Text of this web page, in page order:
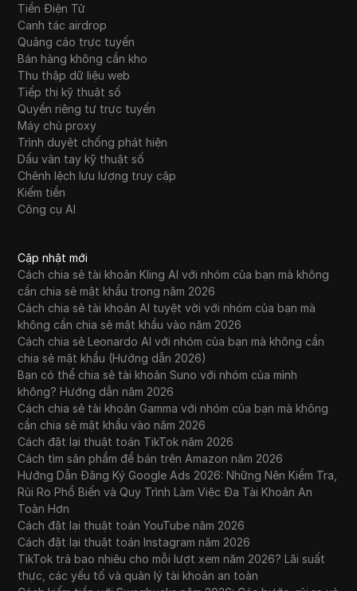
Tiền Điện Tử
Canh tác airdrop
Quảng cáo trực tuyến
Bán hàng không cần kho
Thu thập dữ liệu web
Tiếp thị kỹ thuật số
Quyền riêng tư trực tuyến
Máy chủ proxy
Trình duyệt chống phát hiện
Dấu vân tay kỹ thuật số
Chênh lệch lưu lượng truy cập
Kiếm tiền
Công cụ AI
Cập nhật mới
Cách chia sẻ tài khoản Kling AI với nhóm của bạn mà không
cần chia sẻ mật khẩu trong năm 2026
Cách chia sẻ tài khoản AI tuyệt vời với nhóm của bạn mà
không cần chia sẻ mật khẩu vào năm 2026
Cách chia sẻ Leonardo AI với nhóm của bạn mà không cần
chia sẻ mật khẩu (Hướng dẫn 2026)
Bạn có thể chia sẻ tài khoản Suno với nhóm của mình
không? Hướng dẫn năm 2026
Cách chia sẻ tài khoản Gamma với nhóm của bạn mà không
cần chia sẻ mật khẩu vào năm 2026
Cách đặt lại thuật toán TikTok năm 2026
Cách tìm sản phẩm để bán trên Amazon năm 2026
Hướng Dẫn Đăng Ký Google Ads 2026: Những Nên Kiểm Tra,
Rủi Ro Phổ Biến và Quy Trình Làm Việc Đa Tài Khoản An
Toàn Hơn
Cách đặt lại thuật toán YouTube năm 2026
Cách đặt lại thuật toán Instagram năm 2026
TikTok trả bao nhiêu cho mỗi lượt xem năm 2026? Lãi suất
thực, các yếu tố và quản lý tài khoản an toàn